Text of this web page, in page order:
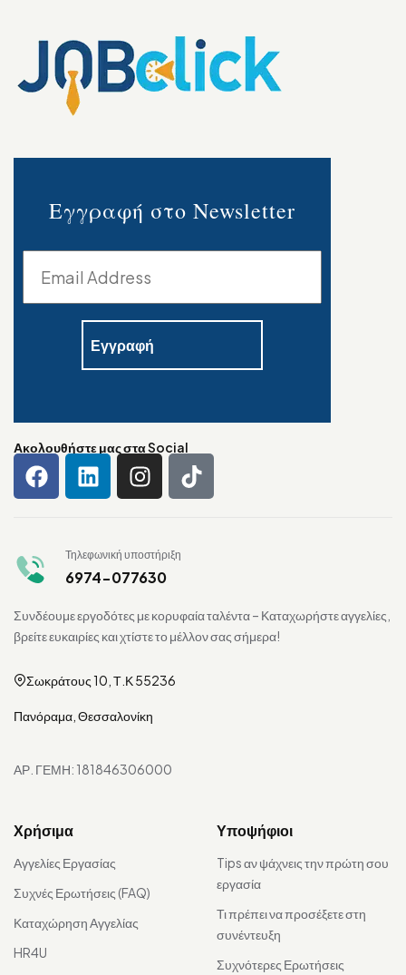
Εγγραφή στο Newsletter
Ακολουθήστε μας στα Social
Τηλεφωνική υποστήριξη
6974-077630
Συνδέουμε εργοδότες με κορυφαία ταλέντα – Καταχωρήστε αγγελίες,
βρείτε ευκαιρίες και χτίστε το μέλλον σας σήμερα!
Σωκράτους 10, Τ.Κ 55236
Πανόραμα, Θεσσαλονίκη
ΑΡ. ΓΕΜΗ: 181846306000
Χρήσιμα
Αγγελίες Εργασίας
Συχνές Ερωτήσεις (FAQ)
Καταχώρηση Αγγελίας
HR4U
Υποψήφιοι
Tips αν ψάχνεις την πρώτη σου
εργασία
Τι πρέπει να προσέξετε στη
συνέντευξη
Συχνότερες Ερωτήσεις